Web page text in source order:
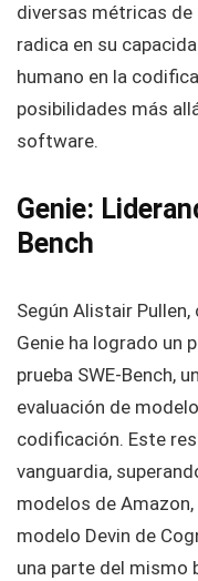
diversas métricas de
radica en su
humano en la
posibilidades más
software.
Genie:
Bench
Según Alistair
Genie ha logrado un
prueba SWE-Bench,
evaluación de
codificación. Este
vanguardia,
modelos de Amazon,
modelo Devin de
una parte del mismo